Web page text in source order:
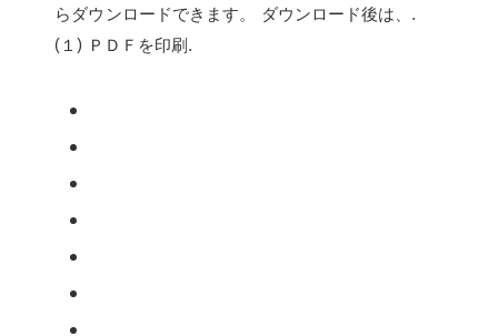
らダウンロードできます。 ダウンロード後は、.
(１) ＰＤＦを印刷.